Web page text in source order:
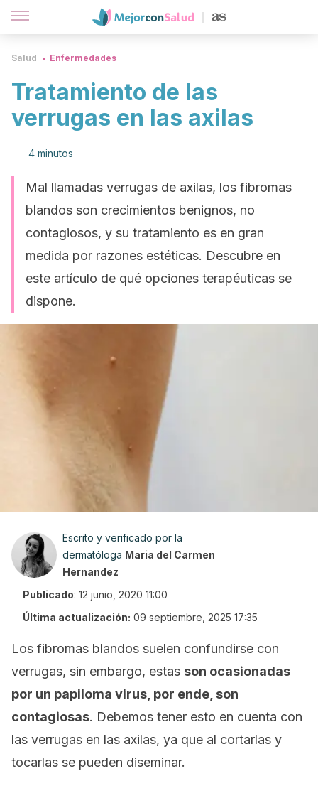
Salud Enfermedades
Tratamiento de las
verrugas en las axilas
4 minutos
Mal llamadas verrugas de axilas, los fibromas
blandos son crecimientos benignos, no
contagiosos, y su tratamiento es en gran
medida por razones estéticas. Descubre en
este artículo de qué opciones terapéuticas se
dispone.
Escrito y verificado por la
dermatóloga Maria del Carmen
Hernandez
Publicado: 12 junio, 2020 11:00
Última actualización: 09 septiembre, 2025 17:35
Los fibromas blandos suelen confundirse con
verrugas, sin embargo, estas son ocasionadas
por un papiloma virus, por ende, son
contagiosas. Debemos tener esto en cuenta con
las verrugas en las axilas, ya que al cortarlas y
tocarlas se pueden diseminar.